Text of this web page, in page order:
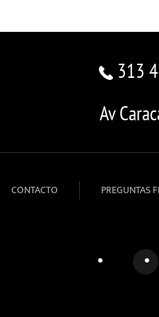
313
Av
CONTACTO PREGUNTAS